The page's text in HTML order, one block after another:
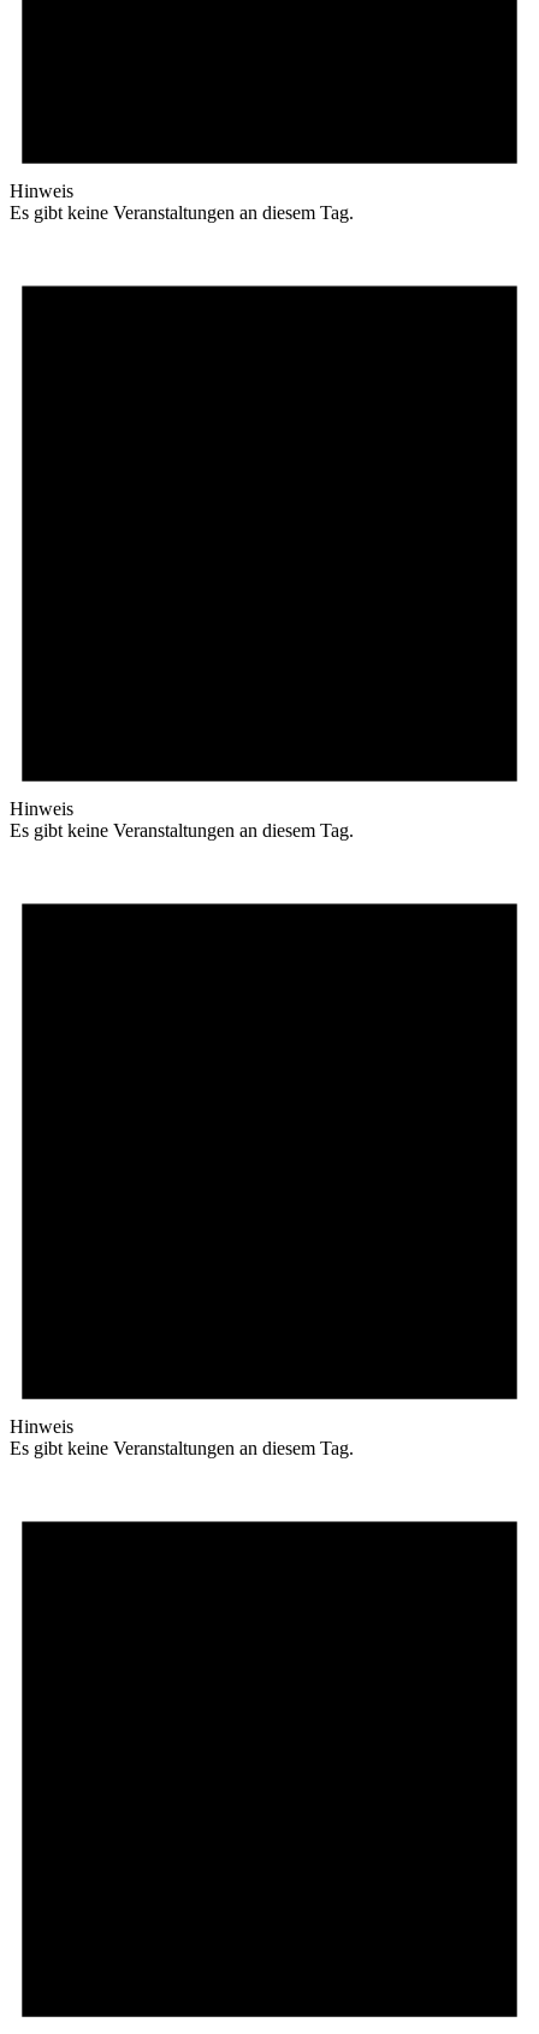
Hinweis
Es gibt keine Veranstaltungen an diesem Tag.
Hinweis
Es gibt keine Veranstaltungen an diesem Tag.
Hinweis
Es gibt keine Veranstaltungen an diesem Tag.